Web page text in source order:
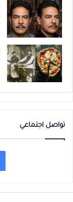
تواصل اجتماعي